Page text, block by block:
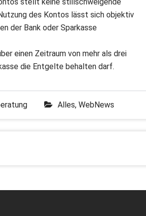
des Kontos lässt sich objektiv
der Bank oder Sparkasse
einen Zeitraum von mehr als drei
die Entgelte behalten darf.
Alles, WebNews